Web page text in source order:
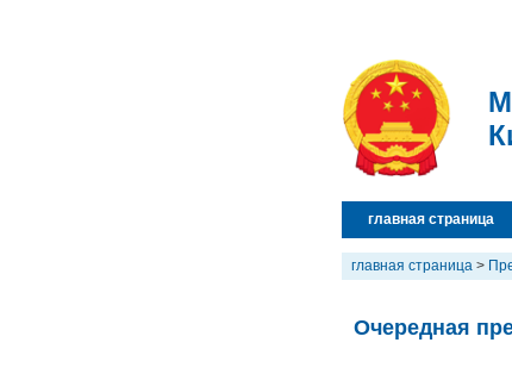
главная страница
главная страница >
Очередная